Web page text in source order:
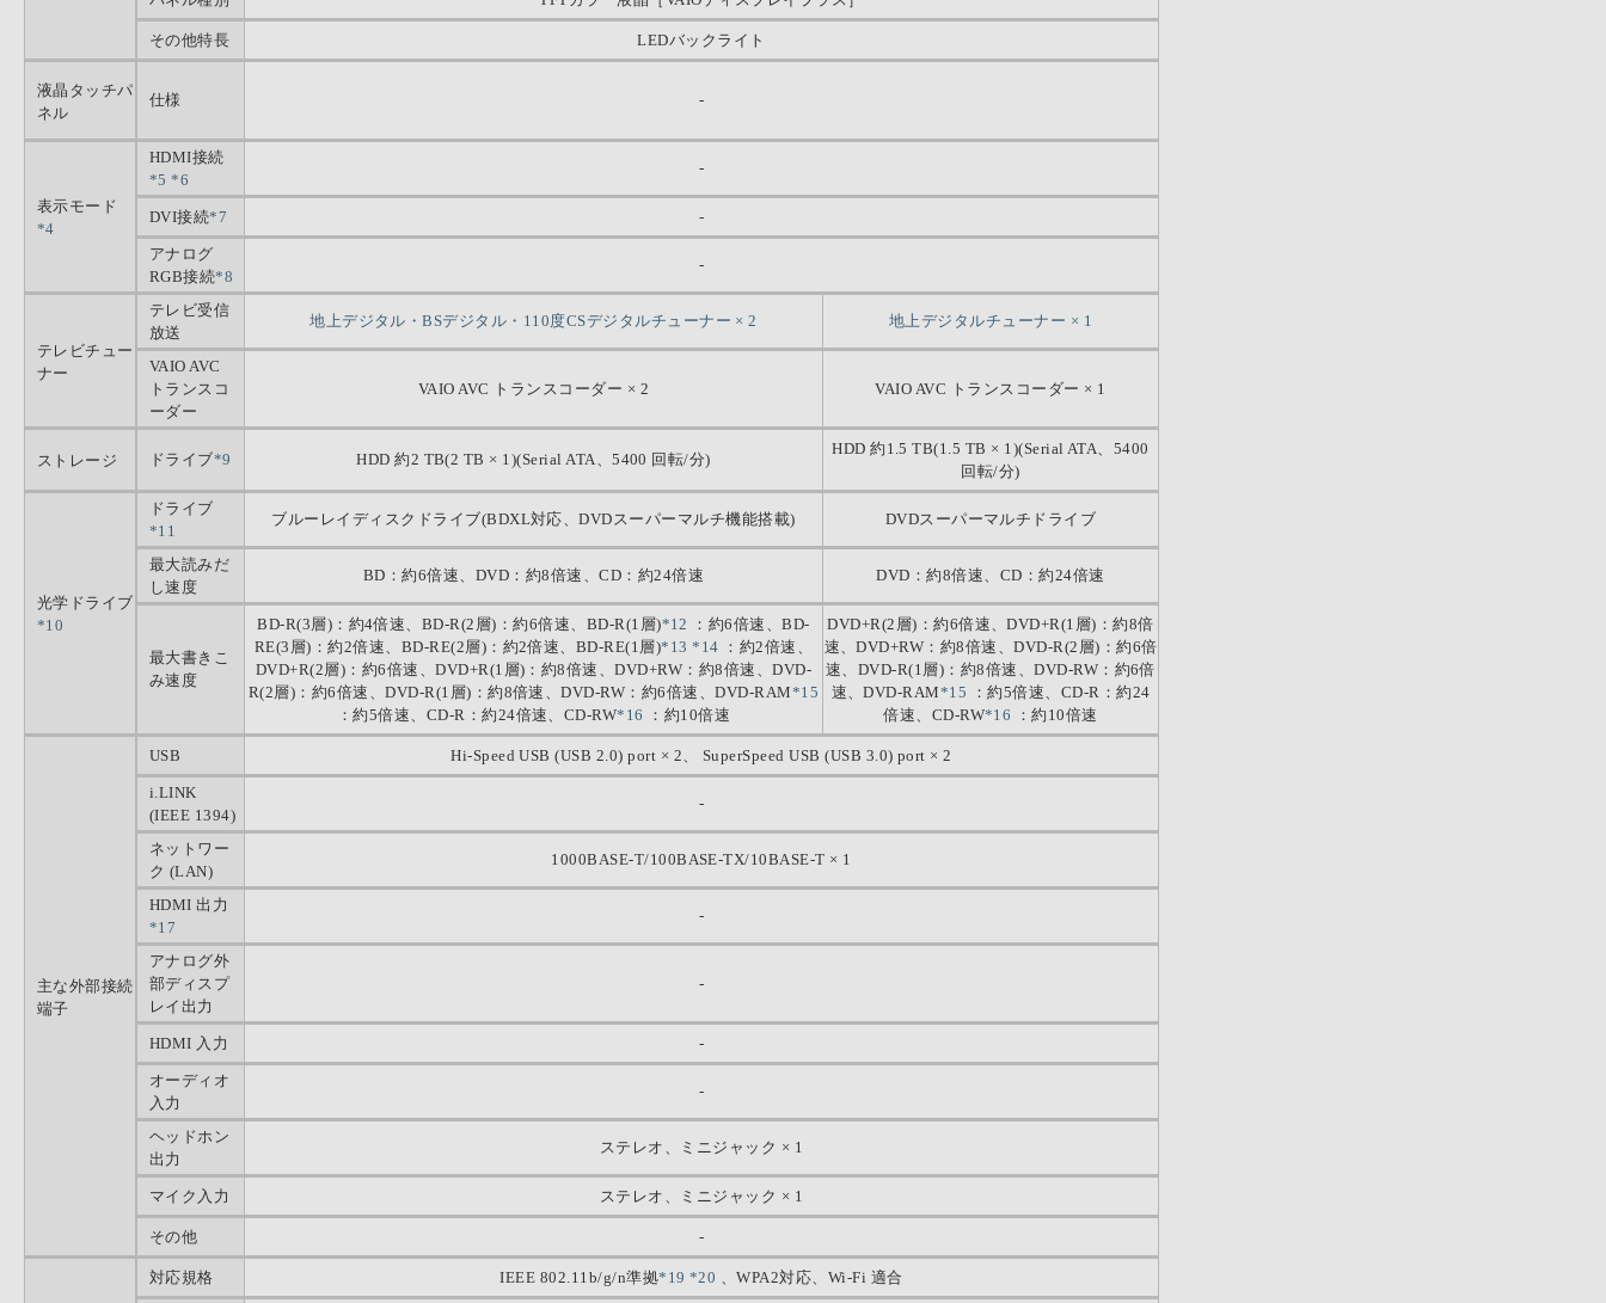
その他特長 LEDバックライト
液晶タッチパ
ネル
仕様 -
表示モード
*4
HDMI接続
*5 *6
-
DVI接続*7 -
アナログ
RGB接続*8
-
テレビチュー
ナー
テレビ受信
放送
地上デジタル・BSデジタル・110度CSデジタルチューナー × 2 地上デジタルチューナー × 1
VAIO AVC
トランスコ
ーダー
VAIO AVC トランスコーダー × 2 VAIO AVC トランスコーダー × 1
ストレージ ドライブ*9 HDD 約2 TB(2 TB × 1)(Serial ATA、5400 回転/分)
HDD 約1.5 TB(1.5 TB × 1)(Serial ATA、5400
回転/分)
光学ドライブ
*10
ドライブ
*11
ブルーレイディスクドライブ(BDXL対応、DVDスーパーマルチ機能搭載) DVDスーパーマルチドライブ
最大読みだ
し速度
BD：約6倍速、DVD：約8倍速、CD：約24倍速 DVD：約8倍速、CD：約24倍速
最大書きこ
み速度
BD-R(3層)：約4倍速、BD-R(2層)：約6倍速、BD-R(1層)*12
：約6倍速、BD-
RE(3層)：約2倍速、BD-RE(2層)：約2倍速、BD-RE(1層)*13 *14 ：約2倍速、
DVD+R(2層)：約6倍速、DVD+R(1層)：約8倍速、DVD+RW：約8倍速、DVD-
R(2層)：約6倍速、DVD-R(1層)：約8倍速、DVD-RW：約6倍速、DVD-RAM*15
：約5倍速、CD-R：約24倍速、CD-RW*16 ：約10倍速
DVD+R(2層)：約6倍速、DVD+R(1層)：約8倍
速、DVD+RW：約8倍速、DVD-R(2層)：約6倍
速、DVD-R(1層)：約8倍速、DVD-RW：約6倍
速、DVD-RAM*15 ：約5倍速、CD-R：約24
倍速、CD-RW*16 ：約10倍速
主な外部接続
端子
USB Hi-Speed USB (USB 2.0) port × 2、 SuperSpeed USB (USB 3.0) port × 2
i.LINK
(IEEE 1394)
-
ネットワー
ク (LAN)
1000BASE-T/100BASE-TX/10BASE-T × 1
HDMI 出力
*17
-
アナログ外
部ディスプ
レイ出力
-
HDMI 入力 -
オーディオ
入力
-
ヘッドホン
出力
ステレオ、ミニジャック × 1
マイク入力 ステレオ、ミニジャック × 1
その他 -
対応規格 IEEE 802.11b/g/n準拠*19 *20 、WPA2対応、Wi-Fi 適合